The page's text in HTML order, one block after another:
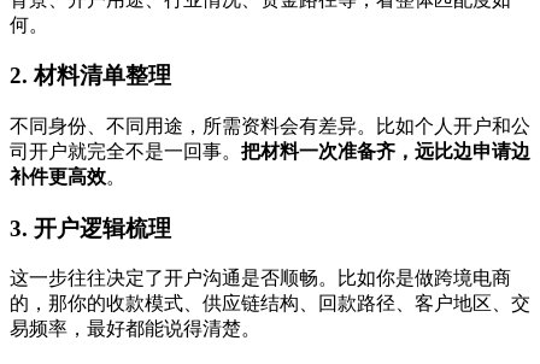
何。
2. 材料清单整理
不同身份、不同用途，所需资料会有差异。比如个人开户和公
司开户就完全不是一回事。 把材料一次准备齐，远比边申请边
补件更高效。
3. 开户逻辑梳理
这一步往往决定了开户沟通是否顺畅。比如你是做跨境电商
的，那你的收款模式、供应链结构、回款路径、客户地区、交
易频率，最好都能说得清楚。